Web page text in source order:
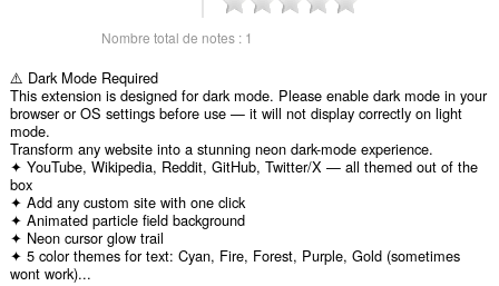
Nombre total de notes : 1
⚠️ Dark Mode Required
This extension is designed for dark mode. Please enable dark mode in your
browser or OS settings before use — it will not display correctly on light
mode.
Transform any website into a stunning neon dark-mode experience.
✦ YouTube, Wikipedia, Reddit, GitHub, Twitter/X — all themed out of the
box
✦ Add any custom site with one click
✦ Animated particle field background
✦ Neon cursor glow trail
✦ 5 color themes for text: Cyan, Fire, Forest, Purple, Gold (sometimes
wont work)...